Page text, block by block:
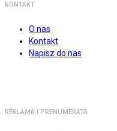
KONTAKT
O nas
Kontakt
Napisz do nas
REKLAMA I PRENUMERATA